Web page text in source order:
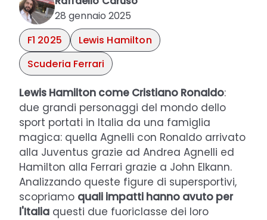
28 gennaio 2025
F1 2025
Lewis Hamilton
Scuderia Ferrari
Lewis Hamilton come Cristiano Ronaldo:
due grandi personaggi del mondo dello
sport portati in Italia da una famiglia
magica: quella Agnelli con Ronaldo arrivato
alla Juventus grazie ad Andrea Agnelli ed
Hamilton alla Ferrari grazie a John Elkann.
Analizzando queste figure di supersportivi,
scopriamo quali impatti hanno avuto per
l'Italia questi due fuoriclasse dei loro